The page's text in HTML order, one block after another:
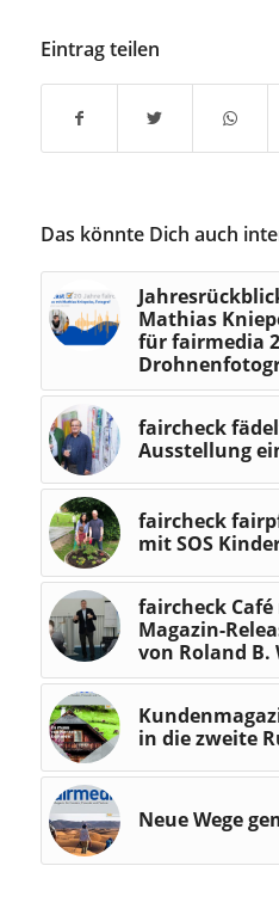
Eintrag teilen
Das könnte Dich auch
Mathias
für fairmedia
faircheck
Ausstellung
faircheck
mit SOS
faircheck
Magazin-
von Roland B.
in die zweite
Neue Wege